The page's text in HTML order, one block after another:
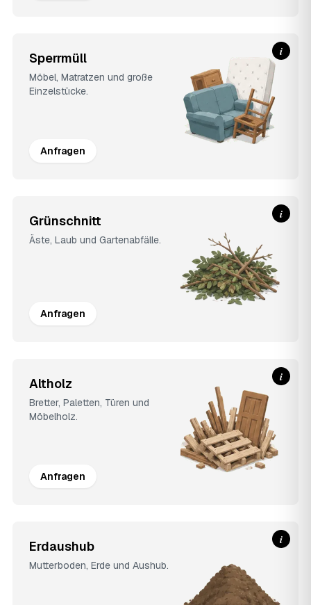
Sperrmüll
Möbel, Matratzen und große
Einzelstücke.
Anfragen
i
Grünschnitt
Äste, Laub und Gartenabfälle.
Anfragen
i
Altholz
Bretter, Paletten, Türen und
Möbelholz.
Anfragen
i
Erdaushub
Mutterboden, Erde und Aushub.
i